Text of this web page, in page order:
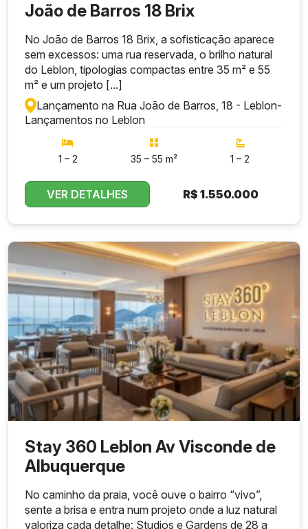
João de Barros 18 Brix
No João de Barros 18 Brix, a sofisticação aparece
sem excessos: uma rua reservada, o brilho natural
do Leblon, tipologias compactas entre 35 m² e 55
m² e um projeto [...]
Lançamento na Rua João de Barros, 18 - Leblon-
Lançamentos no Leblon
1 – 2 35 – 55 m² 1 – 2
VER DETALHES R$ 1.550.000
Stay 360 Leblon Av Visconde de
Albuquerque
No caminho da praia, você ouve o bairro “vivo”,
sente a brisa e entra num projeto onde a luz natural
valoriza cada detalhe: Studios e Gardens de 28 a